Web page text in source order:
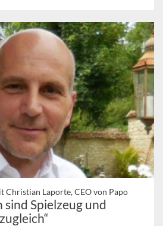
Christian Laporte, CEO von Papo
sind Spielzeug und